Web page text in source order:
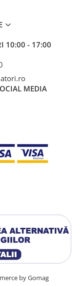
10:00 - 17:00
MEDIA
by Gomag